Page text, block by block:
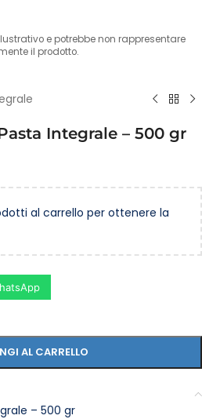
e potrebbe non rappresentare
il prodotto.
Integrale – 500 gr
al carrello per ottenere la
AL CARRELLO
– 500 gr